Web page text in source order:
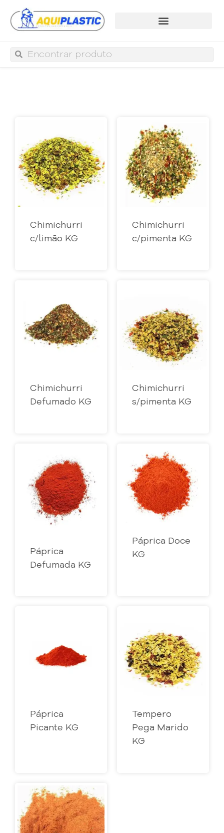
Chimichurri
c/limão KG
Chimichurri
c/pimenta KG
Chimichurri
Defumado KG
Chimichurri
s/pimenta KG
Páprica
Defumada KG
Páprica Doce
KG
Páprica
Picante KG
Tempero
Pega Marido
KG